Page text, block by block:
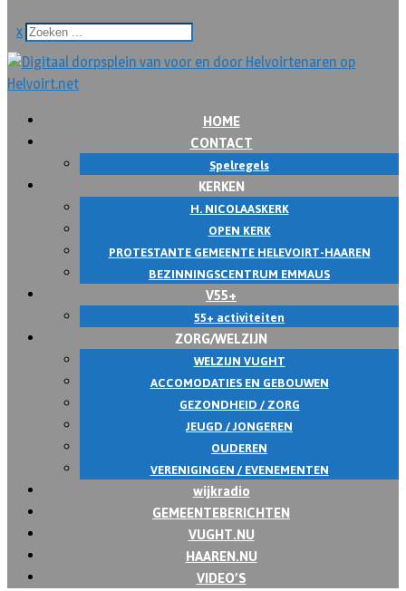
x
HOME
CONTACT
Spelregels
KERKEN
H. NICOLAASKERK
OPEN KERK
PROTESTANTE GEMEENTE HELEVOIRT-HAAREN
BEZINNINGSCENTRUM EMMAUS
V55+
55+ activiteiten
ZORG/WELZIJN
WELZIJN VUGHT
ACCOMODATIES EN GEBOUWEN
GEZONDHEID / ZORG
JEUGD / JONGEREN
OUDEREN
VERENIGINGEN / EVENEMENTEN
wijkradio
GEMEENTEBERICHTEN
VUGHT.NU
HAAREN.NU
VIDEO’S